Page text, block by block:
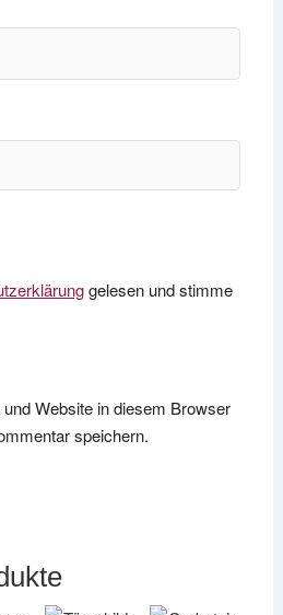
gelesen und stimme
Website in diesem Browser
speichern.